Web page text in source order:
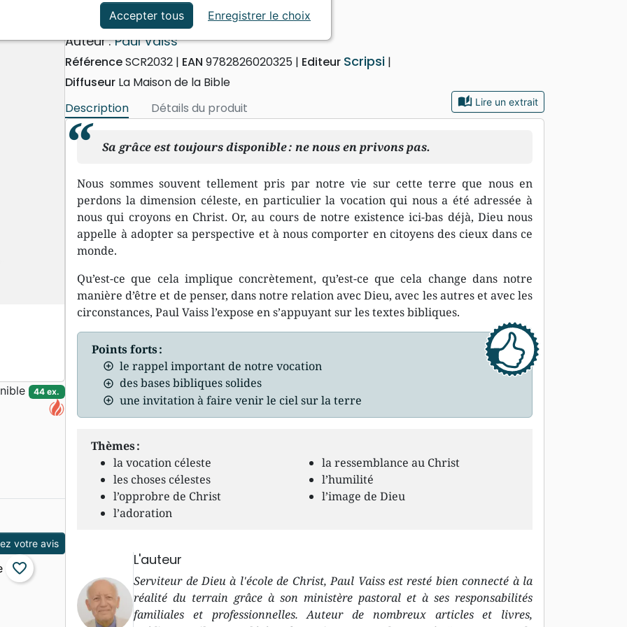
Événements actuels
La vocation céleste
Auteur :Paul Vaiss
RéférenceSCR2032 EAN 9782826020325 Editeur Scripsi
Diffuseur La Maison de la Bible
Description
Détails du produit auto_stories Lire un extrait
Sa grâce est toujours disponible : ne nous en privons pas.
Nous sommes souvent tellement pris par notre vie sur cette terre que nous en
perdons la dimension céleste, en particulier la vocation qui nous a été adressée à
nous qui croyons en Christ. Or, au cours de notre existence ici-bas déjà, Dieu nous
appelle à adopter sa perspective et à nous comporter en citoyens des cieux dans ce
monde.
Qu’est-ce que cela implique concrètement, qu’est-ce que cela change dans notre
manière d’être et de penser, dans notre relation avec Dieu, avec les autres et avec les
circonstances, Paul Vaiss l’expose en s’appuyant sur les textes bibliques.
Points forts :
le rappel important de notre vocation
des bases bibliques solides
une invitation à faire venir le ciel sur la terre
Thèmes :
la vocation céleste
les choses célestes
l’opprobre de Christ
l’adoration
la ressemblance au Christ
l’humilité
l’image de Dieu
L'auteur
Serviteur de Dieu à l'école de Christ, Paul Vaiss est resté bien connecté à la
réalité du terrain grâce à son ministère pastoral et à ses responsabilités
familiales et professionnelles. Auteur de nombreux articles et livres,
44 ex.
votre avis
favorite_border
Accepter tous Enregistrer le choix